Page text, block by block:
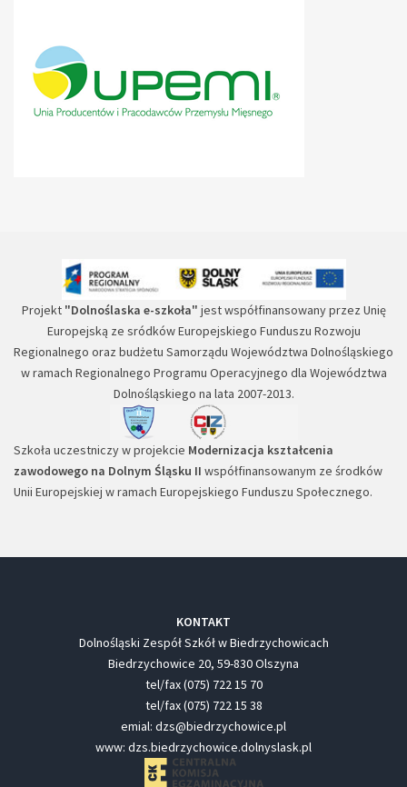
Projekt "Dolnoślaska e-szkoła" jest współfinansowany przez Unię
Europejską ze sródków Europejskiego Funduszu Rozwoju
Regionalnego oraz budżetu Samorządu Województwa Dolnośląskiego
w ramach Regionalnego Programu Operacyjnego dla Województwa
Dolnośląskiego na lata 2007-2013.
Szkoła uczestniczy w projekcie Modernizacja kształcenia
zawodowego na Dolnym Śląsku II współfinansowanym ze środków
Unii Europejskiej w ramach Europejskiego Funduszu Społecznego.
KONTAKT
Dolnośląski Zespół Szkół w Biedrzychowicach
Biedrzychowice 20, 59-830 Olszyna
tel/fax (075) 722 15 70
tel/fax (075) 722 15 38
emial: dzs@biedrzychowice.pl
www: dzs.biedrzychowice.dolnyslask.pl